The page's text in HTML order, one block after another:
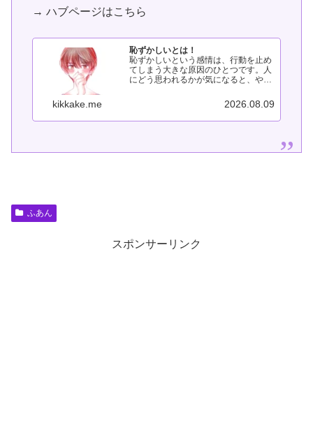
→ ハブページはこちら
恥ずかしいとは！
恥ずかしいという感情は、行動を止め
てしまう大きな原因のひとつです。人
にどう思われるかが気になると、やり
す。このページでは、「恥ずかしい」
と行動できない関係を整理し、どう向
き合えば行動できるようになるのかを
kikkake.me 2026.08.09
ふあん
スポンサーリンク